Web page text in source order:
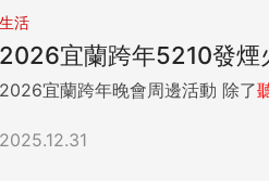
生活
2026宜蘭跨年5210發煙
2026宜蘭跨年晚會周邊活動 除了
2025.12.31